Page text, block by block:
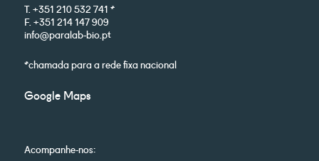
T. +351 210 532 741 *
F. +351 214 147 909
info@paralab-bio.pt
*chamada para a rede fixa nacional
Google Maps
Acompanhe-nos: